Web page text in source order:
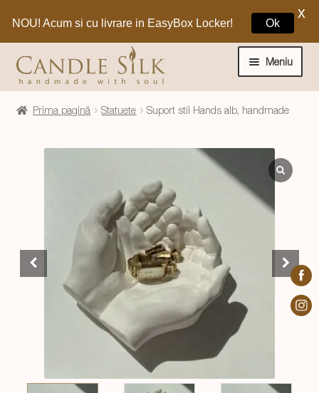
la
navigare
la
conținut
Meniu
Home
Craciun 🎁
Extinde
Despre CandleSilk
copil
Cosul Meu
Prima pagină Statuete Suport stil Hands alb, handmade
NOU! Acum si cu livrare in EasyBox Locker! Ok
X